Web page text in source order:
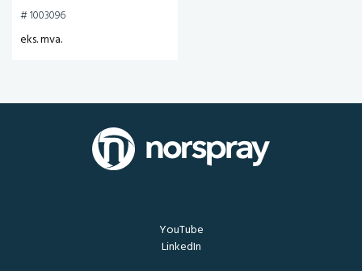
# 1003096
eks. mva.
YouTube
LinkedIn